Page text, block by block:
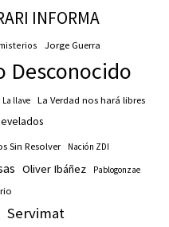
INFORMA
Jorge Guerra
Desconocido
La llave La Verdad nos hará libres
Sin Resolver Nación ZDI
Oliver Ibáñez Pablogonzae
Servimat